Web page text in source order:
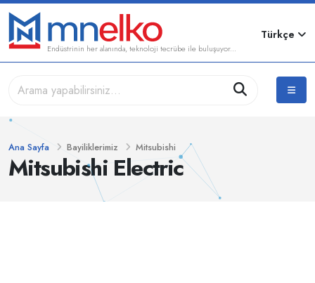
Endüstrinin her alanında, teknoloji tecrübe ile buluşuyor...
Türkçe
Mitsubishi Electric
Ana Sayfa Bayiliklerimiz Mitsubishi